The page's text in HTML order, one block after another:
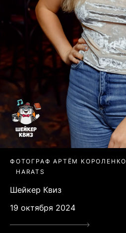
ФОТОГРАФ АРТЁМ КОРОЛЕНКО
HARATS
Шейкер Квиз
19 октября 2024